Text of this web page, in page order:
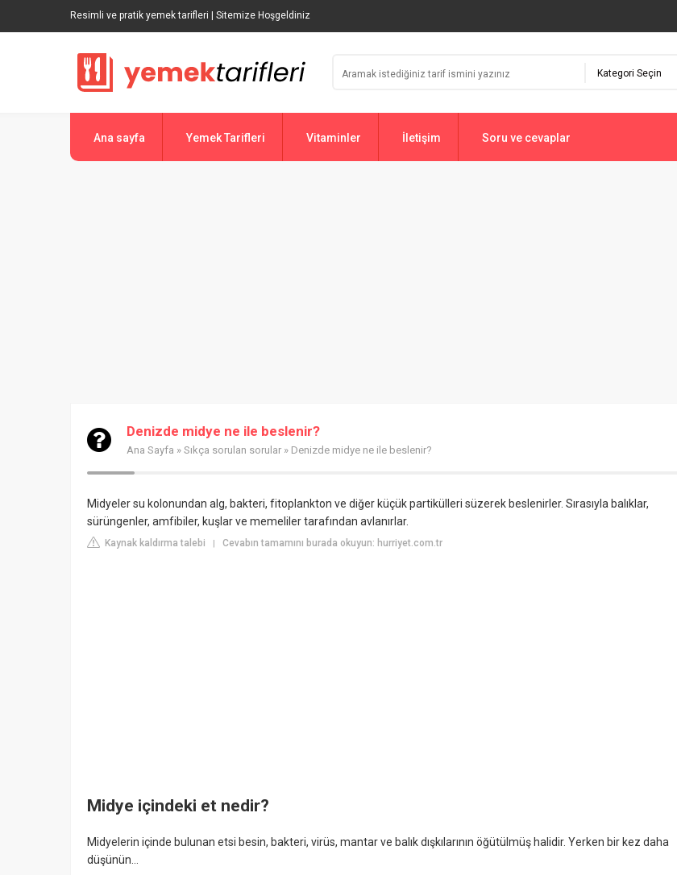
Resimli ve pratik yemek tarifleri | Sitemize Hoşgeldiniz
Ana sayfa Yemek Tarifleri Vitaminler İletişim Soru ve cevaplar
Denizde midye ne ile beslenir?
Ana Sayfa » Sıkça sorulan sorular » Denizde midye ne ile beslenir?
Midyeler su kolonundan alg, bakteri, fitoplankton ve diğer küçük partikülleri süzerek beslenirler. Sırasıyla balıklar,
sürüngenler, amfibiler, kuşlar ve memeliler tarafından avlanırlar.
Kaynak kaldırma talebi | Cevabın tamamını burada okuyun: hurriyet.com.tr
Midye içindeki et nedir?
Midyelerin içinde bulunan etsi besin, bakteri, virüs, mantar ve balık dışkılarının öğütülmüş halidir. Yerken bir kez daha
düşünün...